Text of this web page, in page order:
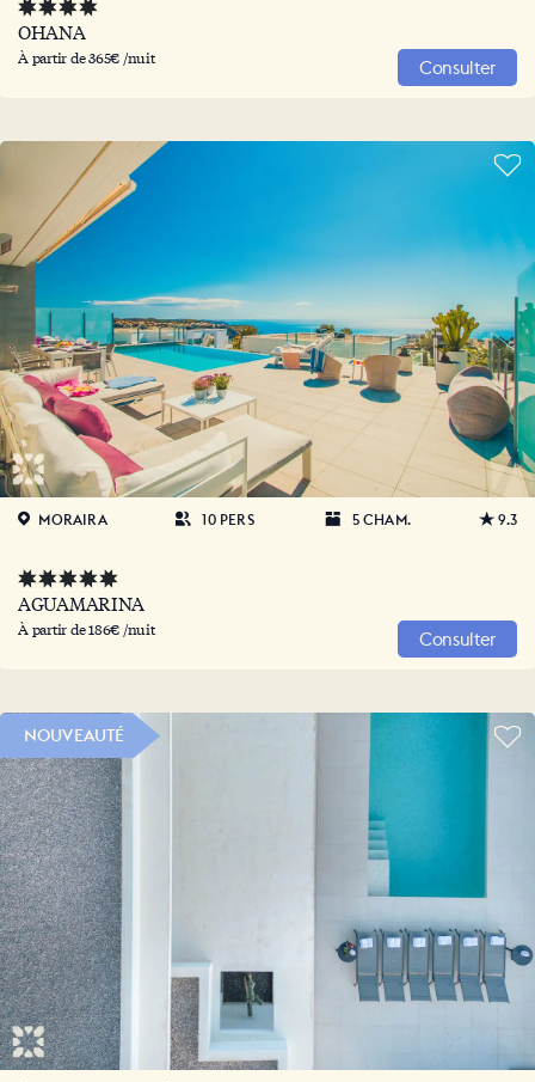
OHANA
À partir de 365€ /nuit Consulter
MORAIRA 10 PERS 5 CHAM. 9.3
AGUAMARINA
À partir de 186€ /nuit Consulter
NOUVEAUTÉ